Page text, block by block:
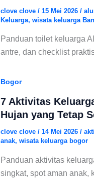
clove clove / 15 Mei 2026 /
Keluarga, wisata keluarga
Panduan toilet keluarga
antre, dan checklist
Bogor
7 Aktivitas
Hujan yang Tetap
clove clove / 14 Mei 2026 /
anak, wisata keluarga bogor
Panduan aktivitas
singkat, spot aman anak,